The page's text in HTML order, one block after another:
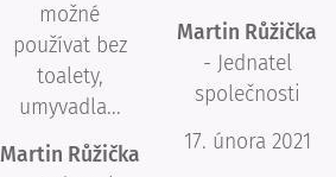
možné
používat bez
toalety,
umyvadla...
Martin Růžička
Martin Růžička
- Jednatel
společnosti
17. února 2021